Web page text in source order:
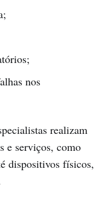
nos
realizam
e serviços, como
dispositivos físicos,